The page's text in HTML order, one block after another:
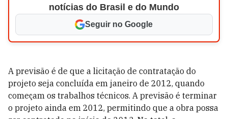
notícias do Brasil e do Mundo
Seguir no Google
A previsão é de que a licitação de contratação do
projeto seja concluída em janeiro de 2012, quando
começam os trabalhos técnicos. A previsão é terminar
o projeto ainda em 2012, permitindo que a obra possa